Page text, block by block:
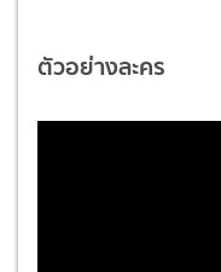
ตัวอย่างละคร